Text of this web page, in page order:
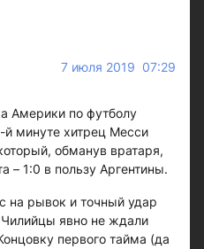
7 июля 2019 07:29
Америки по футболу
й минуте хитрец Месси
обманув вратаря,
– 1:0 в пользу Аргентины.
на рывок и точный удар
Чилийцы явно не ждали
первого тайма (да